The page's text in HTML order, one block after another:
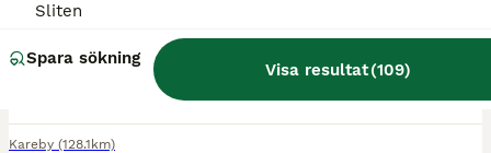
Sliten
Spara sökning
Visa resultat(109)
Annonstyp Skick Pris
DEN RYMLIGA OCH BEKVÄMA 1,5-HÄSTARS TRANSPORTEN MED PULLMAN 2-FJÄDRING OCH FRONTURLASTNING. Touring One är en 1,5-hästars hästtransport utvecklad för enkel och bekväm användning i vardagen, med generöst invändigt utrymme. Den genomtänkta planlösningen, den stora skötardörren och Pullman 2-fjädringen bidrar till stabil och trygg transport för både häst och förare. Den låga
Kareby (128.1km)